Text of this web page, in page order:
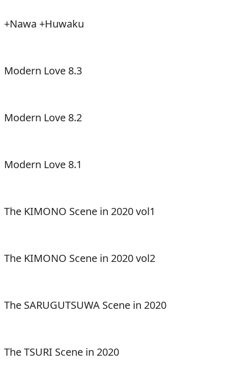
+Nawa +Huwaku
Modern Love 8.3
Modern Love 8.2
Modern Love 8.1
The KIMONO Scene in 2020 vol1
The KIMONO Scene in 2020 vol2
The SARUGUTSUWA Scene in 2020
The TSURI Scene in 2020